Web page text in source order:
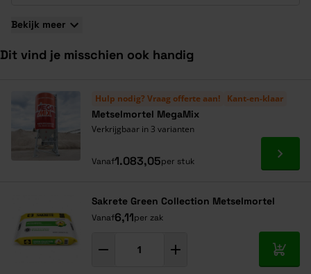
Bekijk meer
Dit vind je misschien ook handig
Hulp nodig? Vraag offerte aan! Kant-en-klaar
Metselmortel MegaMix
Verkrijgbaar in 3 varianten
Vanaf1.083,05per stuk Ga
Sakrete Green Collection Metselmortel
Vanaf6,11per zak
In